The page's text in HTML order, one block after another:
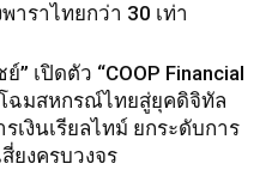
าราไทยกว่า 30 เท่า
” เปิดตัว “COOP Financial
ฉมสหกรณ์ไทยสู่ยุคดิจิทัล
เงินเรียลไทม์ ยกระดับการ
ยงครบวงจร